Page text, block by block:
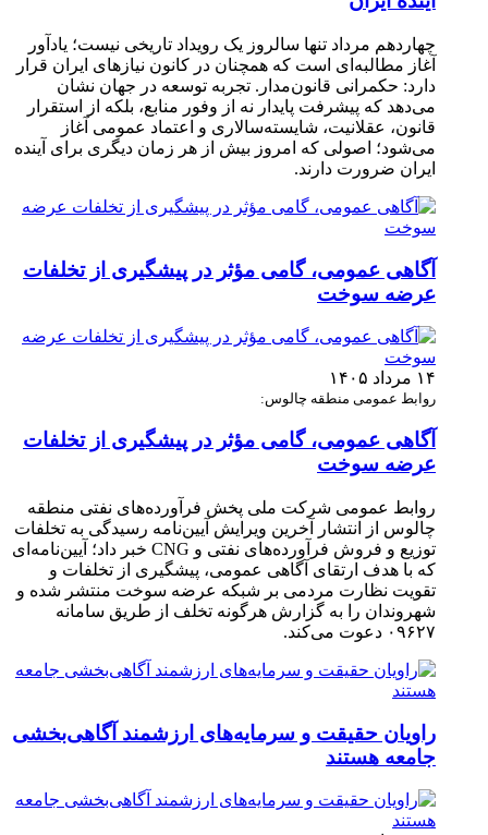
چهاردهم مرداد تنها سالروز یک رویداد تاریخی نیست؛ یادآور
آغاز مطالبه‌ای است که همچنان در کانون نیازهای ایران قرار
دارد: حکمرانی قانون‌مدار. تجربه توسعه در جهان نشان
می‌دهد که پیشرفت پایدار نه از وفور منابع، بلکه از استقرار
قانون، عقلانیت، شایسته‌سالاری و اعتماد عمومی آغاز
می‌شود؛ اصولی که امروز بیش از هر زمان دیگری برای آینده
ایران ضرورت دارند.
آگاهی عمومی، گامی مؤثر در پیشگیری از تخلفات
عرضه سوخت
۱۴ مرداد ۱۴۰۵
روابط عمومی منطقه چالوس:
آگاهی عمومی، گامی مؤثر در پیشگیری از تخلفات
عرضه سوخت
روابط عمومی شرکت ملی پخش فرآورده‌های نفتی منطقه
چالوس از انتشار آخرین ویرایش آیین‌نامه رسیدگی به تخلفات
توزیع و فروش فرآورده‌های نفتی و CNG خبر داد؛ آیین‌نامه‌ای
که با هدف ارتقای آگاهی عمومی، پیشگیری از تخلفات و
تقویت نظارت مردمی بر شبکه عرضه سوخت منتشر شده و
شهروندان را به گزارش هرگونه تخلف از طریق سامانه
۰۹۶۲۷ دعوت می‌کند.
راویان حقیقت و سرمایه‌های ارزشمند آگاهی‌بخشی
جامعه هستند